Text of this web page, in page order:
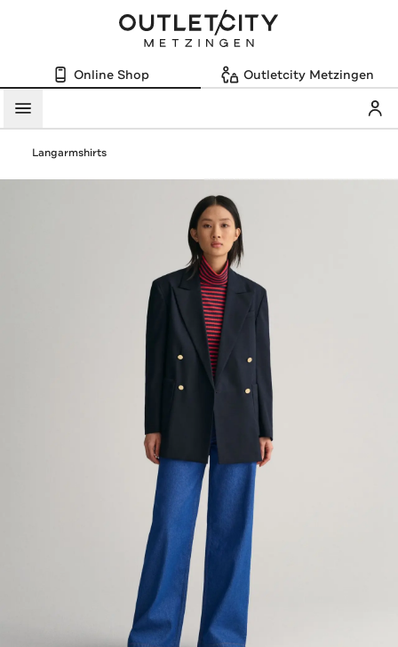
Online Shop Outletcity Metzingen
Menü
Langarmshirts